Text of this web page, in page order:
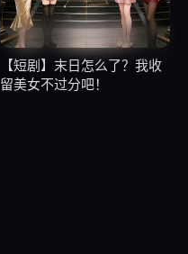
【短剧】末日怎么了？我收
留美女不过分吧！